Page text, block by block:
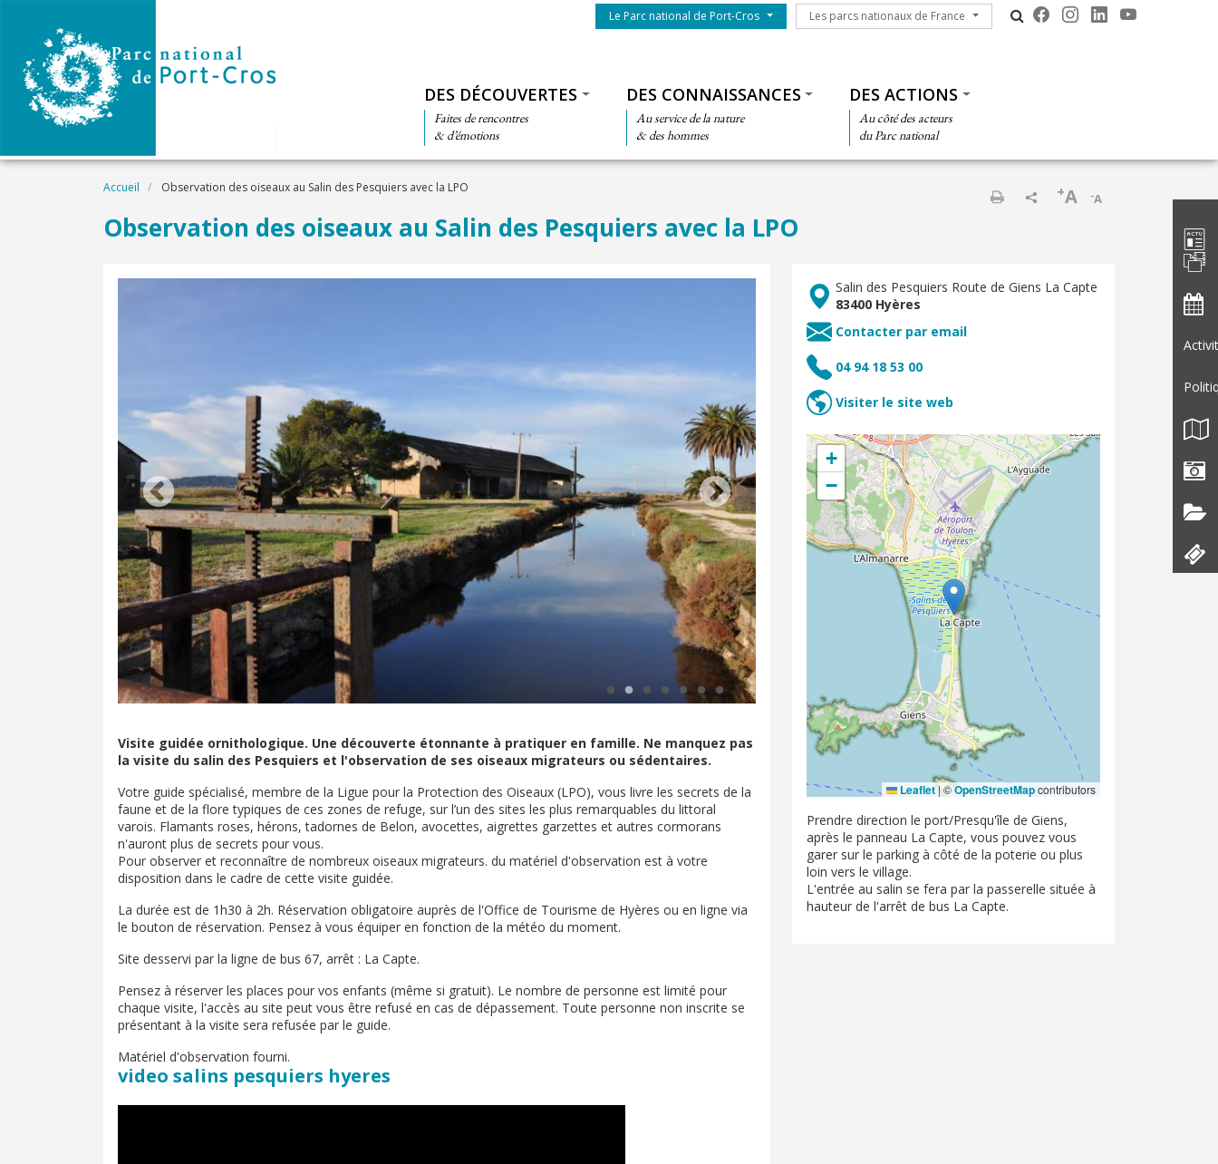
Menu du parc
Le Parc national de Port-Cros Les parcs nationaux de France
Les parcs nationaux de France
DES DÉCOUVERTES
Faites de rencontres
& d’émotions
DES CONNAISSANCES
Au service de la nature
& des hommes
DES ACTIONS
Au côté des acteurs
du Parc national
Fil d'Ariane
Accueil Observation des oiseaux au Salin des Pesquiers avec la LPO
-A
+A
Observation des oiseaux au Salin des Pesquiers avec la LPO
Visite guidée ornithologique. Une découverte étonnante à pratiquer en famille. Ne manquez pas
la visite du salin des Pesquiers et l'observation de ses oiseaux migrateurs ou sédentaires.
Votre guide spécialisé, membre de la Ligue pour la Protection des Oiseaux (LPO), vous livre les secrets de la
faune et de la flore typiques de ces zones de refuge, sur l’un des sites les plus remarquables du littoral
varois. Flamants roses, hérons, tadornes de Belon, avocettes, aigrettes garzettes et autres cormorans
n'auront plus de secrets pour vous.
Pour observer et reconnaître de nombreux oiseaux migrateurs. du matériel d'observation est à votre
disposition dans le cadre de cette visite guidée.
La durée est de 1h30 à 2h. Réservation obligatoire auprès de l'Office de Tourisme de Hyères ou en ligne via
le bouton de réservation. Pensez à vous équiper en fonction de la météo du moment.
Site desservi par la ligne de bus 67, arrêt : La Capte.
Pensez à réserver les places pour vos enfants (même si gratuit). Le nombre de personne est limité pour
chaque visite, l'accès au site peut vous être refusé en cas de dépassement. Toute personne non inscrite se
présentant à la visite sera refusée par le guide.
Matériel d'observation fourni.
video salins pesquiers hyeres
Salin des Pesquiers Route de Giens La Capte
83400 Hyères
Contacter par email
04 94 18 53 00
Visiter le site web
+
−
Leaflet | ©OpenStreetMapcontributors
Prendre direction le port/Presqu'île de Giens,
après le panneau La Capte, vous pouvez vous
garer sur le parking à côté de la poterie ou plus
loin vers le village.
L'entrée au salin se fera par la passerelle située à
hauteur de l'arrêt de bus La Capte.